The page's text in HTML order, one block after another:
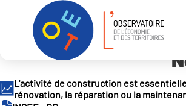
Panneau de gestion des cookies
Outils et services Indicateurs en
L'activité de construction est
rénovation, la réparation ou la